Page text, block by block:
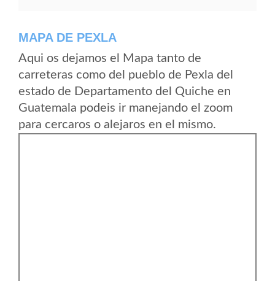
MAPA DE PEXLA
Aqui os dejamos el Mapa tanto de
carreteras como del pueblo de Pexla del
estado de Departamento del Quiche en
Guatemala podeis ir manejando el zoom
para cercaros o alejaros en el mismo.